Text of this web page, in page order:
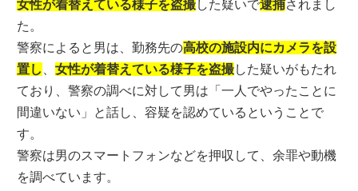
女性が着替えている様子を盗撮した疑いで逮捕されまし
た。
警察によると男は、勤務先の高校の施設内にカメラを設
置し
、女性が着替えている様子を盗撮した疑いがもたれ
ており、警察の調べに対して男は「一人でやったことに
間違いない」と話し、容疑を認めているということで
す。
警察は男のスマートフォンなどを押収して、余罪や動機
を調べています。